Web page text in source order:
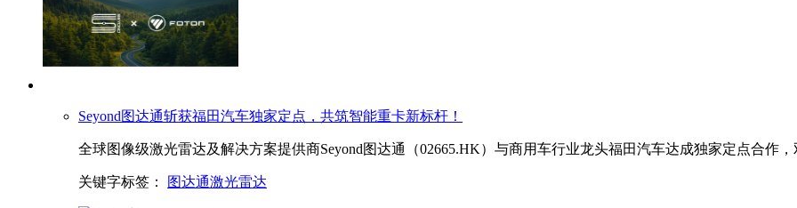
Seyond图达通斩获福田汽车独家定点，共筑智能重卡新标杆！
全球图像级激光雷达及解决方案提供商Seyond图达通（02665.HK）与商用车行业龙头福田汽车达成独家定点合作
关键字标签： 图达通激光雷达